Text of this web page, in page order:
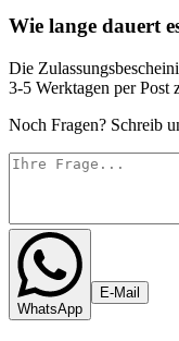
Wie lange dauert
Die
3-5 Werktagen per Post
Noch Fragen? Schreib
WhatsApp
E-Mail